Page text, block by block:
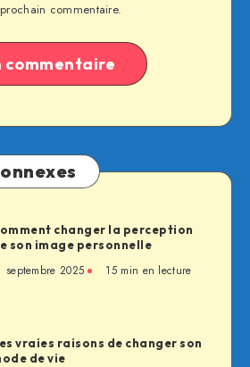
commentaire.
changer la perception
son image personnelle
septembre 2025 15 min en lecture
vraies raisons de changer son
de vie